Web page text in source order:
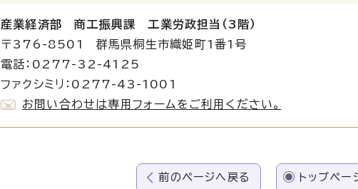
産業経済部 商工振興課 工業労政担当（3階）
〒376-8501 群馬県桐生市織姫町1番1号
電話：0277-32-4125
ファクシミリ：0277-43-1001
お問い合わせは専用フォームをご利用ください。
前のページへ戻る トップペー